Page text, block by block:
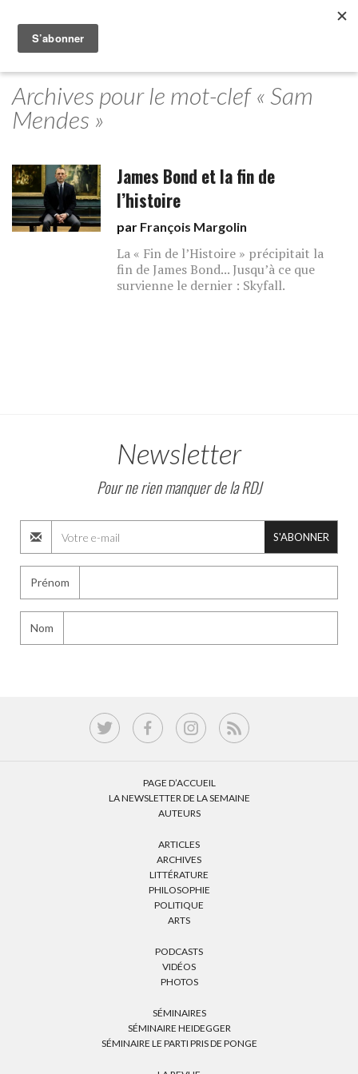
Archives pour le mot-clef « Sam
Mendes »
James Bond et la fin de
l’histoire
par François Margolin
La « Fin de l’Histoire » précipitait la
fin de James Bond... Jusqu’à ce que
survienne le dernier : Skyfall.
Newsletter
Pour ne rien manquer de la RDJ
S'ABONNER
Prénom
Nom
PAGE D’ACCUEIL
LA NEWSLETTER DE LA SEMAINE
AUTEURS
ARTICLES
ARCHIVES
LITTÉRATURE
PHILOSOPHIE
POLITIQUE
ARTS
PODCASTS
VIDÉOS
PHOTOS
SÉMINAIRES
SÉMINAIRE HEIDEGGER
SÉMINAIRE LE PARTI PRIS DE PONGE